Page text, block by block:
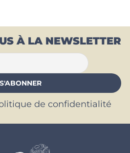
À LA NEWSLETTER
de confidentialité